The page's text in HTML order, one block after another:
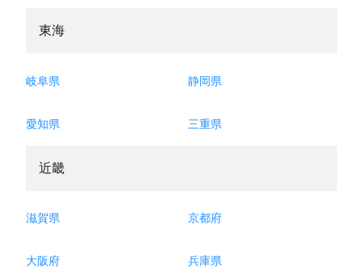
東海
岐阜県 静岡県
愛知県 三重県
近畿
滋賀県 京都府
大阪府 兵庫県